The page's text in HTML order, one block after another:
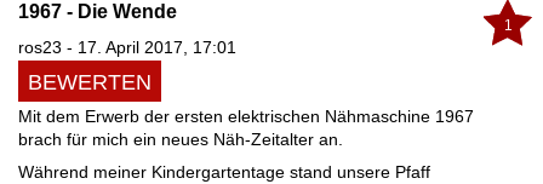
1
1967 - Die Wende
ros23 - 17. April 2017, 17:01
BEWERTEN
Mit dem Erwerb der ersten elektrischen Nähmaschine 1967
brach für mich ein neues Näh-Zeitalter an.
Während meiner Kindergartentage stand unsere Pfaff